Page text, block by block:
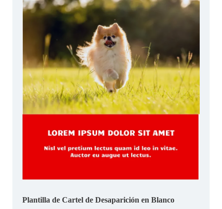
Plantilla de Cartel de Desaparición en Blanco